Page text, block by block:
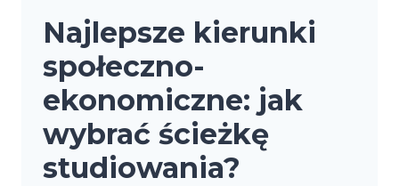
Najlepsze kierunki
społeczno-
ekonomiczne: jak
wybrać ścieżkę
studiowania?